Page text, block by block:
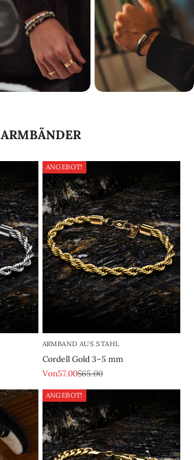
ARMBÄNDER
ANGEBOT!
ARMBAND AUS STAHL
Cordell Gold 3–5 mm
REA-pris
Von57.00Pris
$65.00
ANGEBOT!